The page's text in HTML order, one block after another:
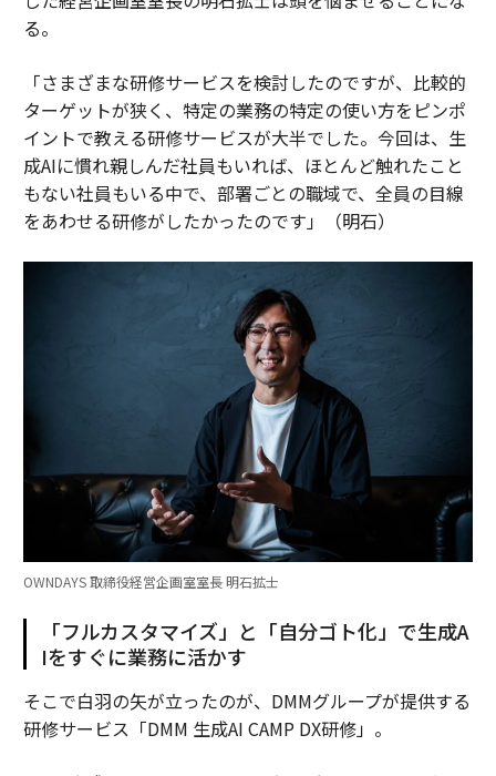
る。
「さまざまな研修サービスを検討したのですが、比較的
ターゲットが狭く、特定の業務の特定の使い方をピンポ
イントで教える研修サービスが大半でした。今回は、生
成AIに慣れ親しんだ社員もいれば、ほとんど触れたこと
もない社員もいる中で、部署ごとの職域で、全員の目線
をあわせる研修がしたかったのです」（明石）
OWNDAYS 取締役経営企画室室長 明石拡士
「フルカスタマイズ」と「自分ゴト化」で生成A
Iをすぐに業務に活かす
そこで白羽の矢が立ったのが、DMMグループが提供する
研修サービス「DMM 生成AI CAMP DX研修」。